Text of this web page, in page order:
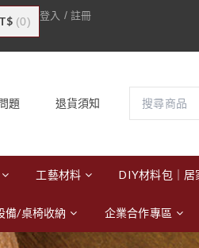
0 登入 / 註冊
題 退貨須知
工藝材料 DIY材料包｜居
備/桌椅收納 企業合作專區